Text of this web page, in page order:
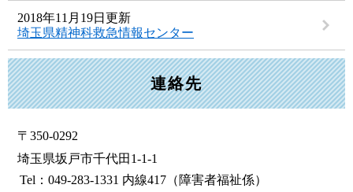
2018年11月19日更新
埼玉県精神科救急情報センター
連絡先
〒350-0292
埼玉県坂戸市千代田1-1-1
Tel：049-283-1331 内線417 （障害者福祉係）